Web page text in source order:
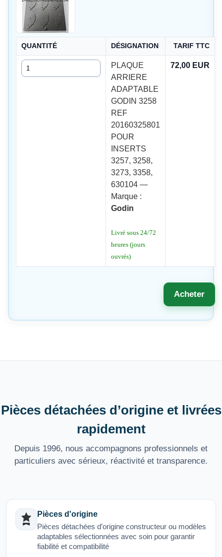
QUANTITÉ DÉSIGNATION TARIF TTC
Quantité
PLAQUE
ARRIERE
ADAPTABLE
GODIN 3258
REF
20160325801
POUR
INSERTS
3257, 3258,
3273, 3358,
630104 —
Marque :
Godin
Livré sous 24/72
heures (jours
ouvrés)
72,00 EUR
Acheter
Pièces détachées d’origine et livrées
rapidement
Depuis 1996, nous accompagnons professionnels et
particuliers avec sérieux, réactivité et transparence.
Pièces d'origine
Pièces détachées d’origine constructeur ou modèles
adaptables sélectionnées avec soin pour garantir
fiabilité et compatibilité